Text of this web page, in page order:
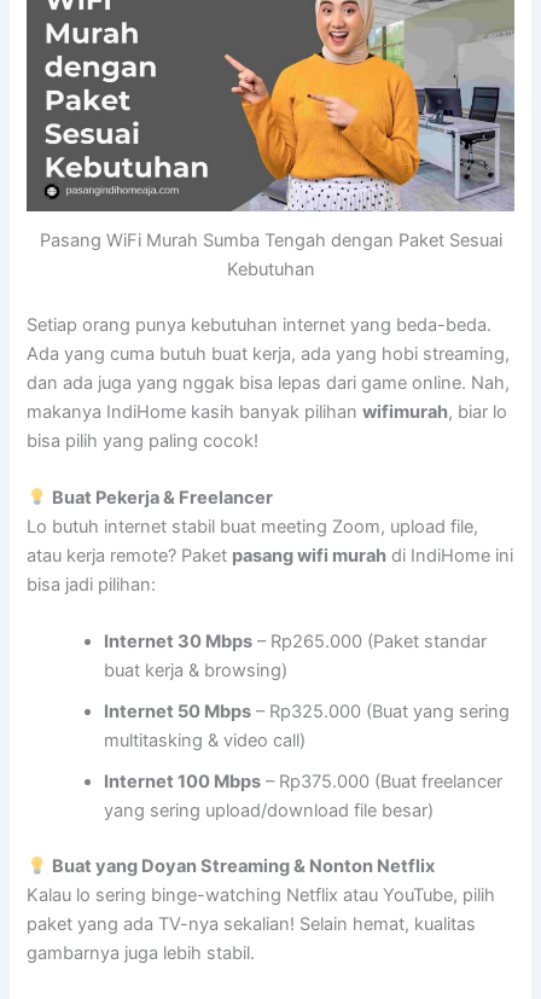
Pasang WiFi Murah Sumba Tengah dengan Paket Sesuai
Kebutuhan
Setiap orang punya kebutuhan internet yang beda-beda.
Ada yang cuma butuh buat kerja, ada yang hobi streaming,
dan ada juga yang nggak bisa lepas dari game online. Nah,
makanya IndiHome kasih banyak pilihanwifimurah, biar lo
bisa pilih yang paling cocok!
Buat Pekerja & Freelancer
Lo butuh internet stabil buat meeting Zoom, upload file,
atau kerja remote? Paket pasang wifi murah di IndiHome ini
bisa jadi pilihan:
Internet 30 Mbps – Rp265.000 (Paket standar
buat kerja & browsing)
Internet 50 Mbps – Rp325.000 (Buat yang sering
multitasking & video call)
Internet 100 Mbps – Rp375.000 (Buat freelancer
yang sering upload/download file besar)
Buat yang Doyan Streaming & Nonton Netflix
Kalau lo sering binge-watching Netflix atau YouTube, pilih
paket yang ada TV-nya sekalian! Selain hemat, kualitas
gambarnya juga lebih stabil.